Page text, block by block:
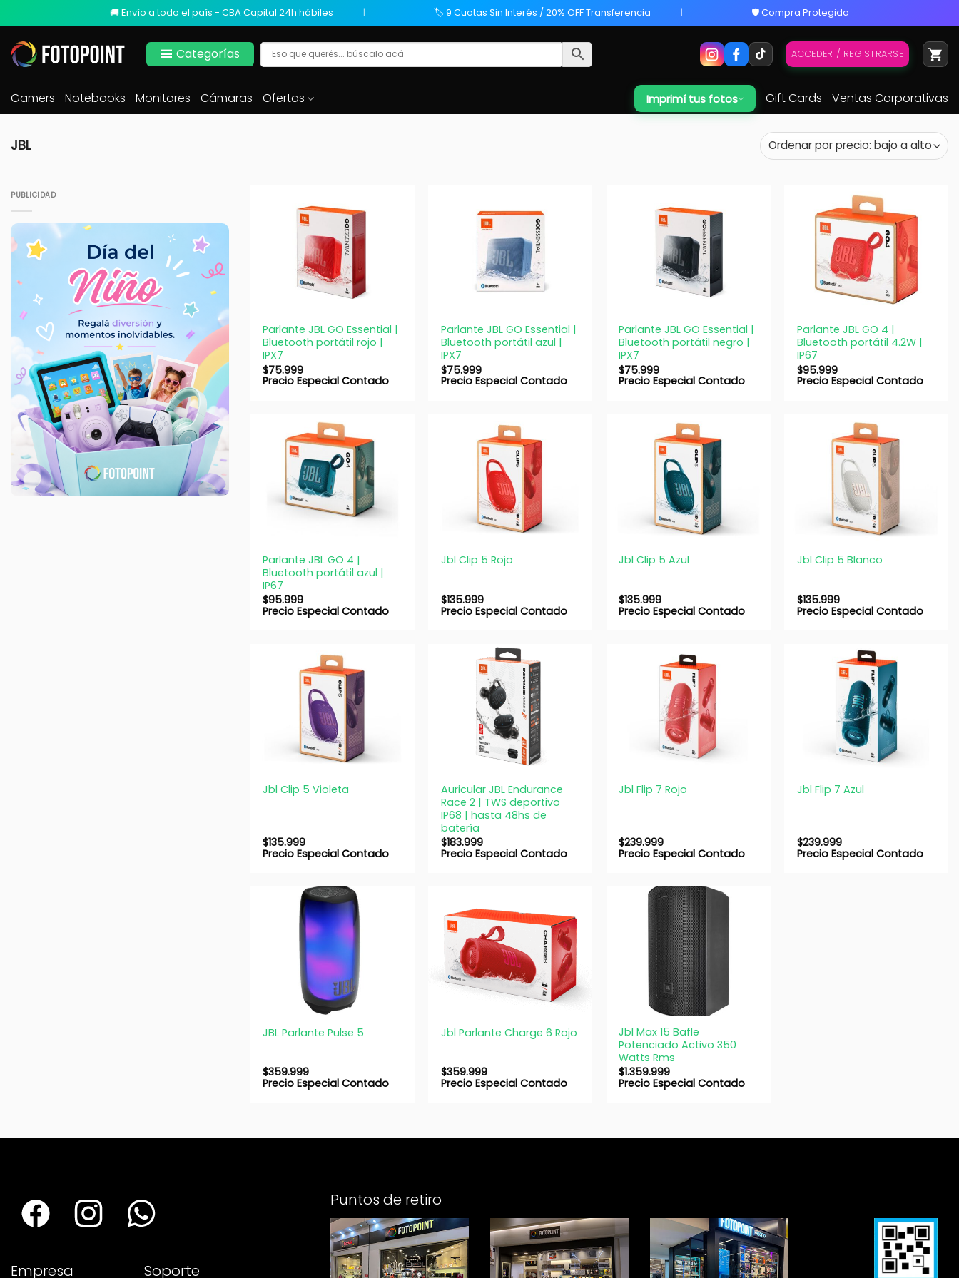
🚚 Envío a todo el país - CBA Capital 24h hábiles 🏷️ 9 Cuotas Sin Interés / 20% OFF Transferencia 🛡️ Compra Protegida
Categorías ACCEDER / REGISTRARSE
Gamers Notebooks Monitores Cámaras Ofertas Imprimí tus fotos Gift Cards Ventas Corporativas
JBL
PUBLICIDAD
Parlante JBL GO Essential |
Bluetooth portátil rojo |
IPX7
$75.999
Precio Especial Contado
Parlante JBL GO Essential |
Bluetooth portátil azul |
IPX7
$75.999
Precio Especial Contado
Parlante JBL GO Essential |
Bluetooth portátil negro |
IPX7
$75.999
Precio Especial Contado
Parlante JBL GO 4 |
Bluetooth portátil 4.2W |
IP67
$95.999
Precio Especial Contado
Parlante JBL GO 4 |
Bluetooth portátil azul |
IP67
$95.999
Precio Especial Contado
Jbl Clip 5 Rojo
$135.999
Precio Especial Contado
Jbl Clip 5 Azul
$135.999
Precio Especial Contado
Jbl Clip 5 Blanco
$135.999
Precio Especial Contado
Jbl Clip 5 Violeta
$135.999
Precio Especial Contado
Auricular JBL Endurance
Race 2 | TWS deportivo
IP68 | hasta 48hs de
batería
$183.999
Precio Especial Contado
Jbl Flip 7 Rojo
$239.999
Precio Especial Contado
Jbl Flip 7 Azul
$239.999
Precio Especial Contado
JBL Parlante Pulse 5
$359.999
Precio Especial Contado
Jbl Parlante Charge 6 Rojo
$359.999
Precio Especial Contado
Jbl Max 15 Bafle
Potenciado Activo 350
Watts Rms
$1.359.999
Precio Especial Contado
Empresa Soporte
Puntos de retiro